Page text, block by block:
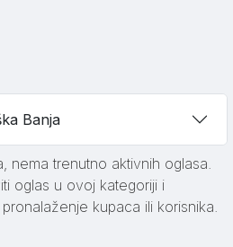
Banja
nema trenutno aktivnih oglasa.
oglas u ovoj kategoriji i
kupaca ili korisnika.